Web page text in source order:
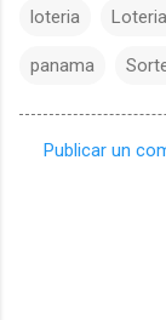
loteria
panama
Publicar un